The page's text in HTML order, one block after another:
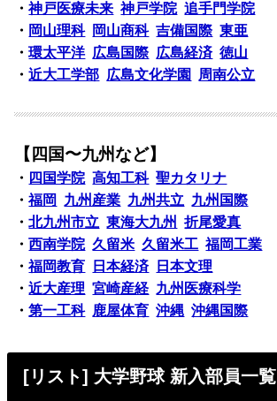
・神戸医療未来 神戸学院 追手門学院
・ 岡山理科 岡山商科 吉備国際 東亜
・環太平洋 広島国際 広島経済 徳山
・近大工学部 広島文化学園 周南公立
【四国〜九州など】
・ 四国学院 高知工科 聖カタリナ
・福岡 九州産業 九州共立 九州国際
・北九州市立 東海大九州
折尾愛真
・西南学院 久留米 久留米工 福岡工業
・福岡教育 日本経済
日本文理
・近大産理 宮崎産経 九州医療科学
・第一工科 鹿屋体育 沖縄 沖縄国際
[リスト] 大学野球 新入部員一覧